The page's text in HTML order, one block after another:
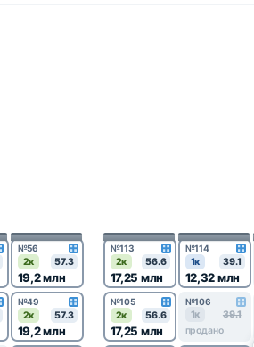
№56
2к 57.3
19,2 млн
№113
2к 56.6
17,25 млн
№114
1к 39.1
12,32 млн
№49
2к 57.3
19,2 млн
№105
2к 56.6
17,25 млн
№106
1к
39.1
продано